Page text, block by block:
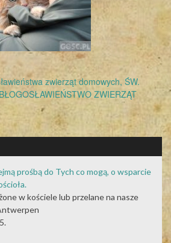
zwierząt domowych, ŚW.
ZWIERZĄT
prośbą do Tych co mogą, o wsparcie
w kościele lub przelane na nasze